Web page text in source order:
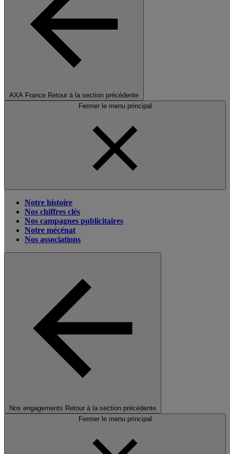
AXA France Retour à la section précédente
Fermer le menu principal
Notre histoire
Nos chiffres clés
Nos campagnes publicitaires
Notre mécénat
Nos associations
Nos engagements Retour à la section précédente
Fermer le menu principal